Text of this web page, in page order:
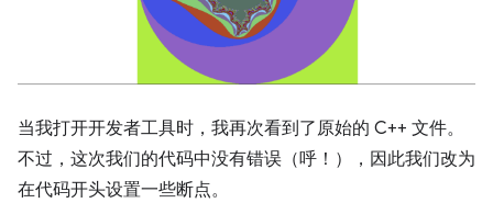
当我打开开发者工具时，我再次看到了原始的 C++ 文件。
不过，这次我们的代码中没有错误（呼！），因此我们改为
在代码开头设置一些断点。